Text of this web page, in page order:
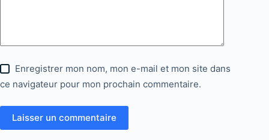
Enregistrer mon nom, mon e-mail et mon site dans
ce navigateur pour mon prochain commentaire.
Laisser un commentaire